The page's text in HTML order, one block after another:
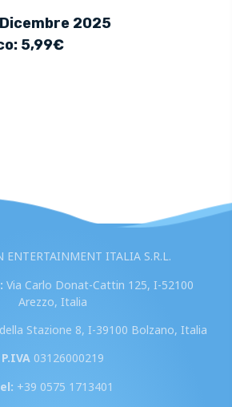
2025
5,99€
ENTERTAINMENT ITALIA S.R.L.
Via Carlo Donat-Cattin 125, I-52100
Arezzo, Italia
Stazione 8, I-39100 Bolzano, Italia
P.IVA 03126000219
+39 0575 1713401